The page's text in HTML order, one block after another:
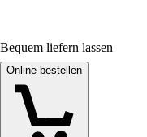
Bequem liefern lassen
Online bestellen